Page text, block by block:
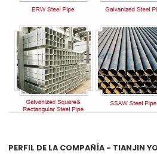
PERFIL DE LA COMPAÑÍA - TIANJIN